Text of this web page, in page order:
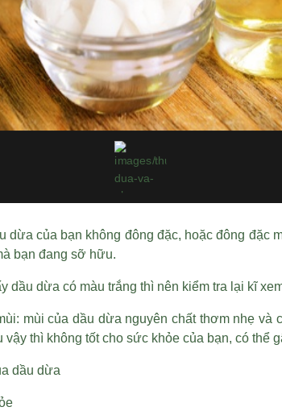
dừa của bạn không đông đặc, hoặc đông đặc
bạn đang sỡ hữu.
dầu dừa có màu trắng thì nên kiểm tra lại kĩ
mùi của dầu dừa nguyên chất thơm nhẹ
vậy thì không tốt cho sức khỏe của bạn, có thể
dầu dừa